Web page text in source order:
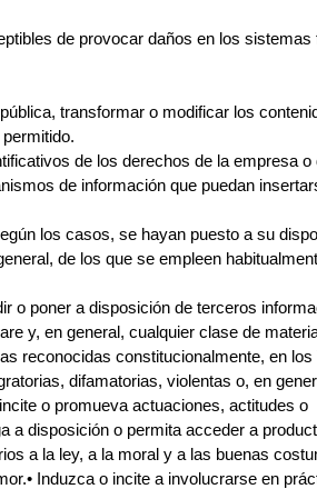
de provocar daños en los
transformar o modificar los
de los derechos de la empresa o
de información que puedan
los casos, se hayan puesto a su
de los que se empleen
o poner a disposición de terceros
y, en general, cualquier clase de
reconocidas constitucionalmente, en los
difamatorias, violentas o, en
o promueva actuaciones, actitudes o
a disposición o permita acceder a
a la ley, a la moral y a las buenas
Induzca o incite a involucrarse en